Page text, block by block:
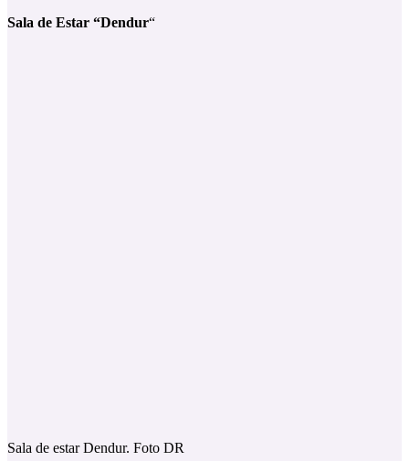
Sala de Estar “Dendur“
Sala de estar Dendur. Foto DR